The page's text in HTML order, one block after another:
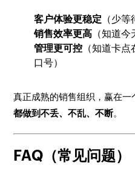
客户体验更稳定 （少
销售效率更高 （知道
管理更可控 （知道卡
口号）
真正成熟的销售组织，赢在一
都做到不丢、不乱、不断。
FAQ（常见问题）